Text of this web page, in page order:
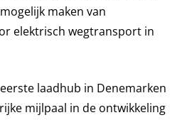
maken van
elektrisch wegtransport in
laadhub in Denemarken
mijlpaal in de ontwikkeling